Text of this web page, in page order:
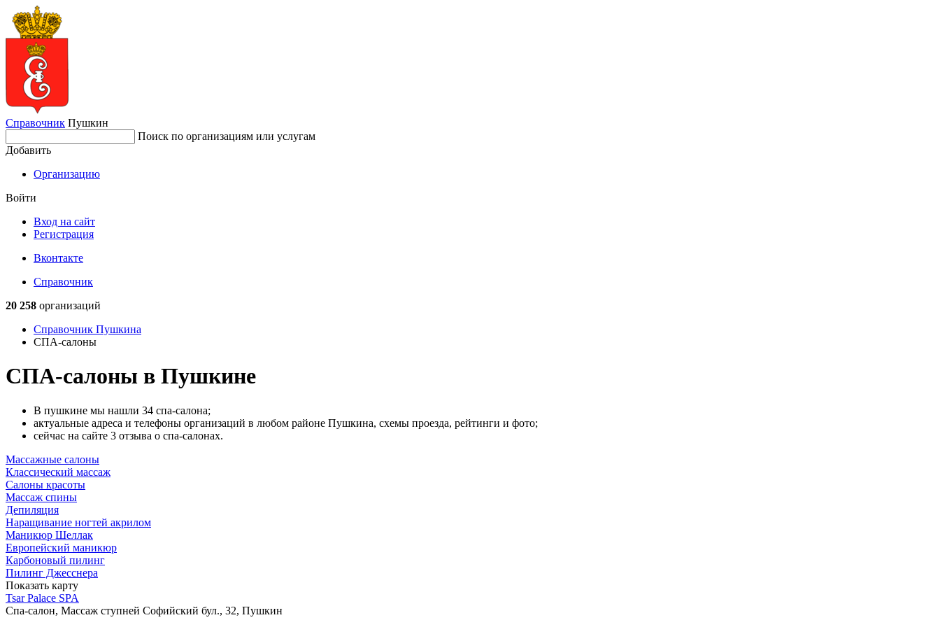
Справочник Пушкин
Поиск по организациям или услугам
Добавить
Организацию
Войти
Вход на сайт
Регистрация
Вконтакте
Справочник
20 258 организаций
Справочник Пушкина
СПА-салоны
СПА-салоны в Пушкине
В пушкине мы нашли 34 спа-салона;
актуальные адреса и телефоны организаций в любом районе Пушкина, схемы проезда, рейтинги и фото;
сейчас на сайте 3 отзыва о спа-салонах.
Массажные салоны
Классический массаж
Салоны красоты
Массаж спины
Депиляция
Наращивание ногтей акрилом
Маникюр Шеллак
Европейский маникюр
Карбоновый пилинг
Пилинг Джесснера
Показать карту
Tsar Palace SPA
Спа-салон, Массаж ступней Софийский бул., 32, Пушкин